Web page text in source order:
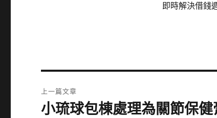
即時解決借錢
章
上一篇文章
上
小琉球包棟處理為關節保